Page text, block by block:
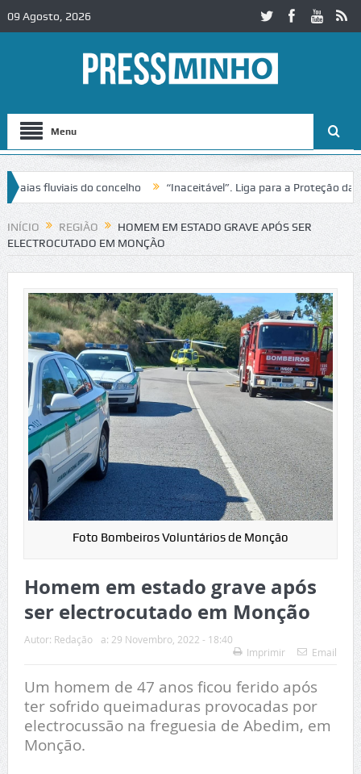
09 Agosto, 2026
Menu
fluviais do concelho “Inaceitável”. Liga para a Proteção da
no IC2 em Alcobaça Igreja do Castelo de Cerveira
INÍCIO REGIÃO
HOMEM EM ESTADO GRAVE APÓS SER
ELECTROCUTADO EM MONÇÃO
Foto Bombeiros Voluntários de Monção
Homem em estado grave após
ser electrocutado em Monção
Autor: Redação a: 29 Novembro, 2022 - 18:40
Imprimir
Email
Um homem de 47 anos ficou ferido após
ter sofrido queimaduras provocadas por
electrocussão na freguesia de Abedim, em
Monção.